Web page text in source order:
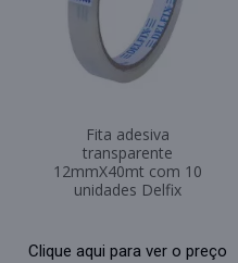
Fita adesiva
transparente
12mmX40mt com 10
unidades Delfix
Clique aqui para ver o preço